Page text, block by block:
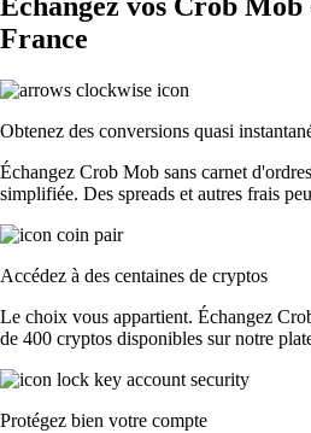
France
Obtenez des conversions quasi
Échangez Crob Mob sans carnet
simplifiée. Des spreads et autres frais
Accédez à des centaines de cryptos
Le choix vous appartient. Échangez
de 400 cryptos disponibles sur notre
Protégez bien votre compte